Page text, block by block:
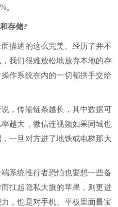
。
存储?
述的这么完美。经历了并不
我们很难放松地放弃本地的存
作系统在内的一切都拱手交给
传输链条越长，其中数据可
越大，微信连视频如果同城也
一旦对方进了地铁或电梯那大
统推行者恐怕也要想一些备
扛起隐私大旗的苹果，则更进
，也是对手机、平板里面最宝